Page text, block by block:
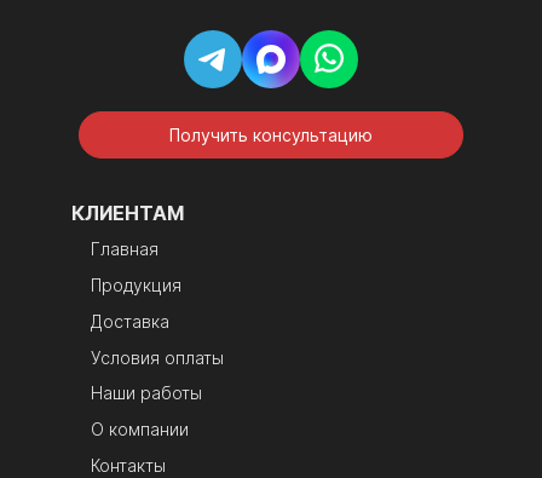
Получить консультацию
КЛИЕНТАМ
Главная
Продукция
Доставка
Условия оплаты
Наши работы
О компании
Контакты